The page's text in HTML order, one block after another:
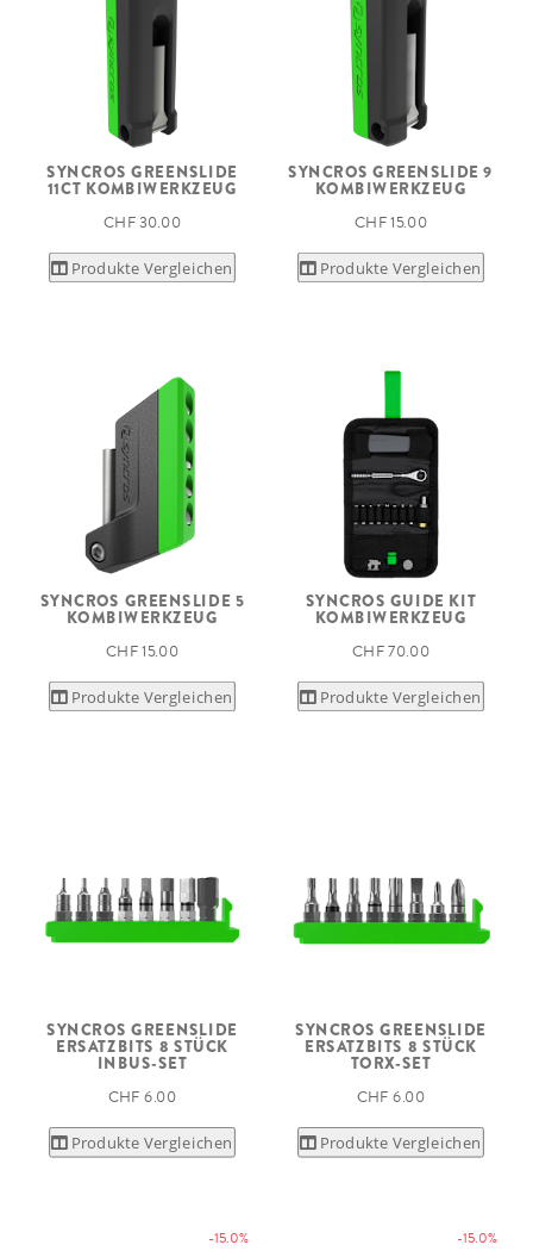
SYNCROS GREENSLIDE
11CT KOMBIWERKZEUG
CHF 30.00
Produkte Vergleichen
SYNCROS GREENSLIDE 9
KOMBIWERKZEUG
CHF 15.00
Produkte Vergleichen
SYNCROS GREENSLIDE 5
KOMBIWERKZEUG
CHF 15.00
Produkte Vergleichen
SYNCROS GUIDE KIT
KOMBIWERKZEUG
CHF 70.00
Produkte Vergleichen
SYNCROS GREENSLIDE
ERSATZBITS 8 STÜCK
INBUS-SET
CHF 6.00
Produkte Vergleichen
SYNCROS GREENSLIDE
ERSATZBITS 8 STÜCK
TORX-SET
CHF 6.00
Produkte Vergleichen
-15.0% -15.0%